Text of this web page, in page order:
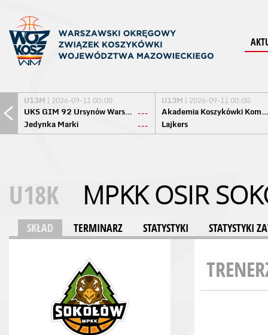
U13M | 2026-09-11 00:00
UKS GIM 92 Ursynów Warszawa ---
Jedynka Marki
---
U13M | 2026-09-11 00:00
Akademia Koszykówki Komorów
Lajkers
U18K MPKK OSIR
SKŁAD TERMINARZ STATYSTYKI STATYSTYKI